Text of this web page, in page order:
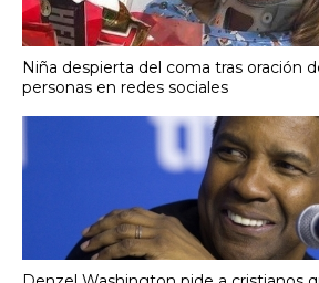
Niña despierta del coma tras oración
personas en redes sociales